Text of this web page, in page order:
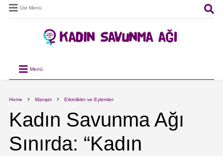
Üst Menü
Menü
Home Manşet Etkinlikler ve Eylemler
Kadın Savunma Ağı
Sınırda: “Kadın